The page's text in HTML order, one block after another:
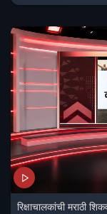
रिक्षाचालकांची मराठी